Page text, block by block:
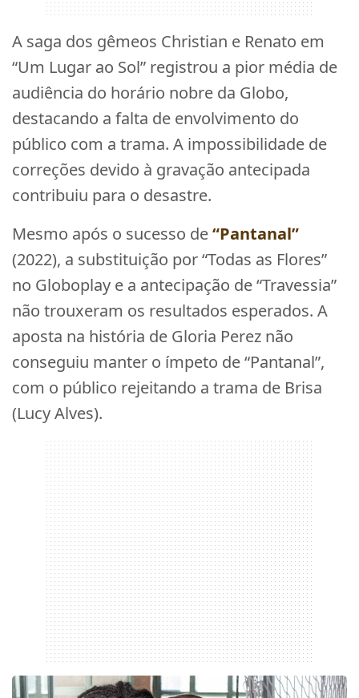
A saga dos gêmeos Christian e Renato em
“Um Lugar ao Sol” registrou a pior média de
audiência do horário nobre da Globo,
destacando a falta de envolvimento do
público com a trama. A impossibilidade de
correções devido à gravação antecipada
contribuiu para o desastre.
Mesmo após o sucesso de“Pantanal”
(2022), a substituição por “Todas as Flores”
no Globoplay e a antecipação de “Travessia”
não trouxeram os resultados esperados. A
aposta na história de Gloria Perez não
conseguiu manter o ímpeto de “Pantanal”,
com o público rejeitando a trama de Brisa
(Lucy Alves).